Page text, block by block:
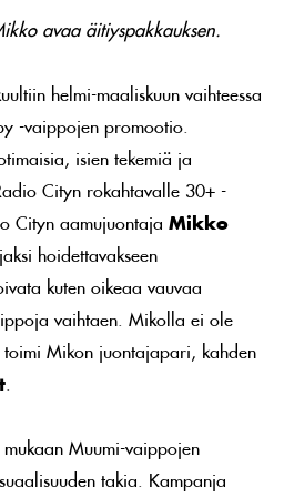
avaa äitiyspakkauksen.
helmi-maaliskuun vaihteessa
-vaippojen promootio.
isien tekemiä ja
Cityn rokahtavalle 30+ -
Cityn aamujuontaja Mikko
hoidettavakseen
kuten oikeaa vauvaa
vaihtaen. Mikolla ei ole
Mikon juontajapari, kahden
Muumi-vaippojen
takia. Kampanja